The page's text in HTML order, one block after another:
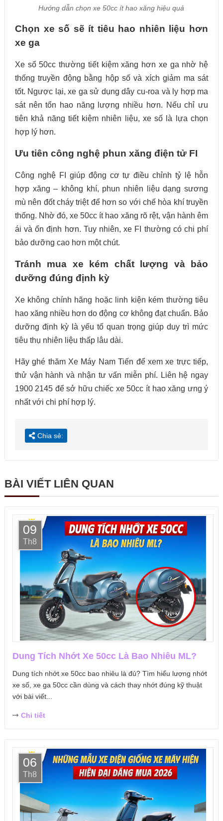
Hướng dẫn chọn xe 50cc ít hao xăng hiệu quả
Chọn xe số sẽ ít tiêu hao nhiên liệu hơn
xe ga
Xe số 50cc thường tiết kiệm xăng hơn xe ga nhờ hệ
thống truyền động bằng hộp số và xích giảm ma sát
tốt. Ngược lại, xe ga sử dụng dây cu-roa và ly hợp ma
sát nên tổn hao năng lượng nhiều hơn. Nếu chỉ ưu
tiên khả năng tiết kiệm nhiên liệu, xe số là lựa chọn
hợp lý hơn.
Ưu tiên công nghệ phun xăng điện tử FI
Công nghệ FI giúp động cơ tự điều chỉnh tỷ lệ hỗn
hợp xăng – không khí, phun nhiên liệu dạng sương
mù nên đốt cháy triệt để hơn so với chế hòa khí truyền
thống. Nhờ đó, xe 50cc ít hao xăng rõ rệt, vận hành êm
ái và ổn định hơn. Tuy nhiên, xe FI thường có chi phí
bảo dưỡng cao hơn một chút.
Tránh mua xe kém chất lượng và bảo
dưỡng đúng định kỳ
Xe không chính hãng hoặc linh kiện kém thường tiêu
hao xăng nhiều hơn do động cơ không đạt chuẩn. Bảo
dưỡng định kỳ là yếu tố quan trọng giúp duy trì mức
tiêu thụ nhiên liệu thấp lâu dài.
Hãy ghé thăm Xe Máy Nam Tiến để xem xe trực tiếp,
thử vận hành và nhận tư vấn miễn phí. Liên hệ ngay
1900 2145 để sở hữu chiếc xe 50cc ít hao xăng ưng ý
nhất với chi phí hợp lý.
Chia sẻ:
BÀI VIẾT LIÊN QUAN
09
Th8
Dung Tích Nhớt Xe 50cc Là Bao Nhiêu ML?
Dung tích nhớt xe 50cc bao nhiêu là đủ? Tìm hiểu lượng nhớt
xe số, xe ga 50cc cần dùng và cách thay nhớt đúng kỹ thuật
với bài viết...
Chi tiết
06
Th8